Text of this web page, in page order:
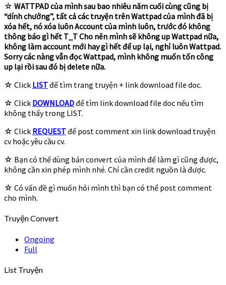
☆ WATTPAD của mình sau bao nhiêu năm cuối cùng cũng bị
“dính chưởng”, tất cả các truyện trên Wattpad của mình đã bị
xóa hết, nó xóa luôn Account của mình luôn, trước đó không
thông báo gì hết T_T Cho nên mình sẽ không up Wattpad nữa,
không làm account mới hay gì hết để up lại, nghỉ luôn Wattpad.
Sorry các nàng vẫn đọc Wattpad, mình không muốn tốn công
up lại rồi sau đó bị delete nữa.
☆ Click LISTđể tìm trang truyện + link download file doc.
☆ Click DOWNLOADđể tìm link download file doc nếu tìm
không thấy trong LIST.
☆ Click REQUESTđể post comment xin link download truyện
cv hoặc yêu cầu cv.
☆ Bạn có thể dùng bản convert của mình để làm gì cũng được,
không cần xin phép mình nhé. Chỉ cần credit nguồn là được.
☆ Có vấn đề gì muốn hỏi mình thì bạn có thể post comment
cho mình.
Truyện Convert
Ongoing
Full
List Truyện